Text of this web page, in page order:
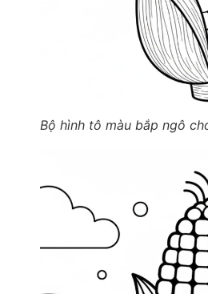
Bộ hình tô màu bắp ngô